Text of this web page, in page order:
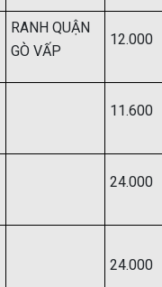
RANH QUẬN
GÒ VẤP
12.000
11.600
24.000
24.000